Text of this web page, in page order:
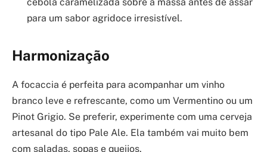
para um sabor agridoce irresistível.
Harmonização
A focaccia é perfeita para acompanhar um vinho
branco leve e refrescante, como um Vermentino ou um
Pinot Grigio. Se preferir, experimente com uma cerveja
artesanal do tipo Pale Ale. Ela também vai muito bem
com saladas, sopas e queijos.